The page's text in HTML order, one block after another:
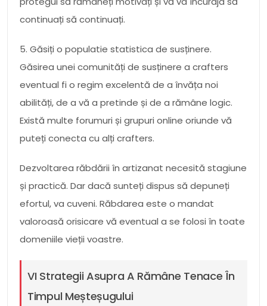
continuați să continuați.
5. Găsiți o populatie statistica de susținere.
Găsirea unei comunități de susținere a crafters
eventual fi o regim excelentă de a învăța noi
abilități, de a vă a pretinde și de a rămâne logic.
Există multe forumuri și grupuri online oriunde vă
puteți conecta cu alți crafters.
Dezvoltarea răbdării în artizanat necesită stagiune
și practică. Dar dacă sunteți dispus să depuneți
efortul, va cuveni. Răbdarea este o mandat
valoroasă orisicare vă eventual a se folosi în toate
domeniile vieții voastre.
VI Strategii Asupra A Rămâne Tenace În
Timpul Meșteșugului